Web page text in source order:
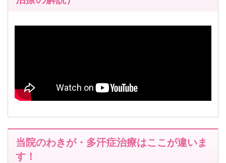
当院のわきが・多汗症治療はここが違いま
す！